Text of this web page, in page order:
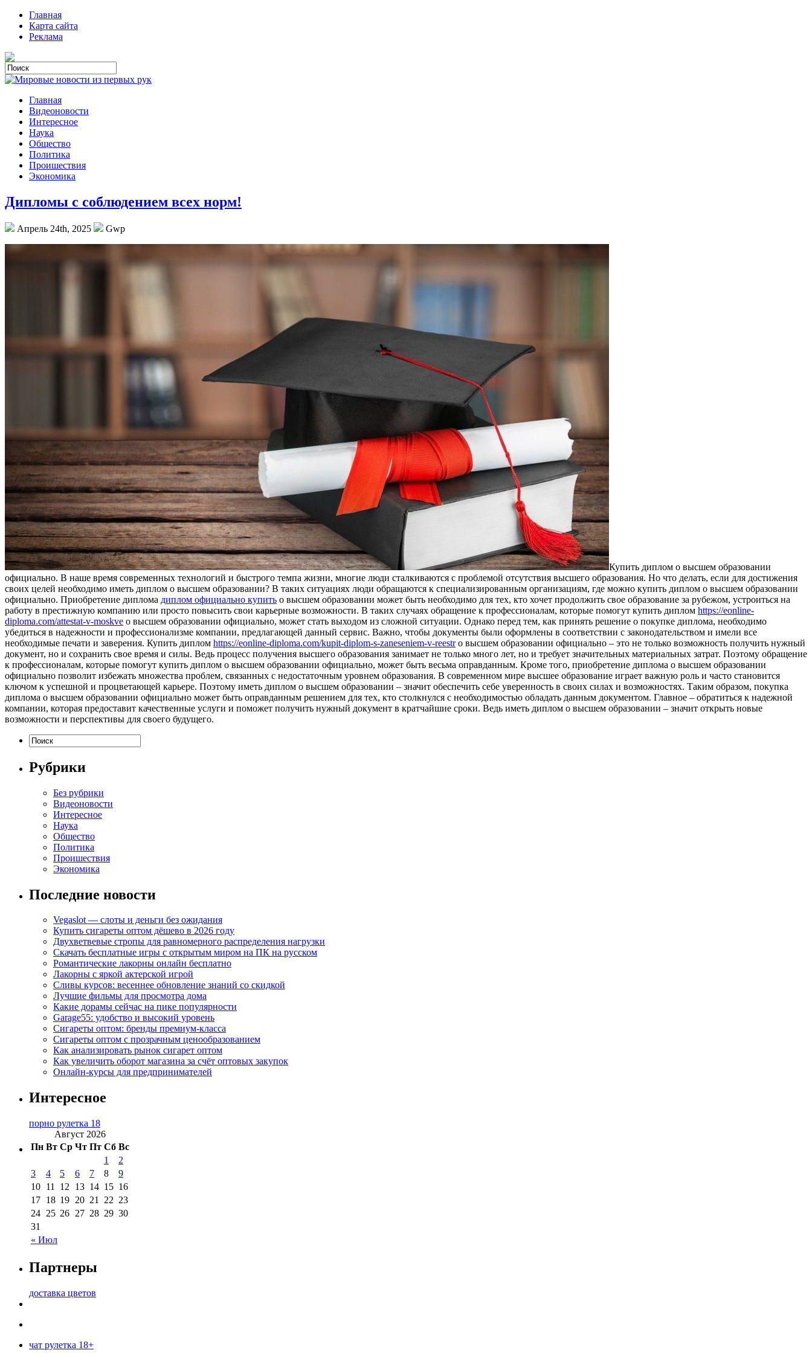
Главная
Карта сайта
Реклама
Главная
Видеоновости
Интересное
Наука
Общество
Политика
Проишествия
Экономика
Дипломы с соблюдением всех норм!
Апрель 24th, 2025 Gwp
Купить диплoм o высшeм образовании
официально. В наше время современных технологий и быстрого темпа жизни, многие люди сталкиваются с проблемой отсутствия высшего образования. Но что делать, если для достижения
своих целей необходимо иметь диплом о высшем образовании? В таких ситуациях люди обращаются к специализированным организациям, где можно купить диплом о высшем образовании
официально. Приобретение диплома диплом официально купить о высшем образовании может быть необходимо для тех, кто хочет продолжить свое образование за рубежом, устроиться на
работу в престижную компанию или просто повысить свои карьерные возможности. В таких случаях обращение к профессионалам, которые помогут купить диплом https://eonline-
diploma.com/attestat-v-moskve о высшем образовании официально, может стать выходом из сложной ситуации. Однако перед тем, как принять решение о покупке диплома, необходимо
убедиться в надежности и профессионализме компании, предлагающей данный сервис. Важно, чтобы документы были оформлены в соответствии с законодательством и имели все
необходимые печати и заверения. Купить диплом https://eonline-diploma.com/kupit-diplom-s-zaneseniem-v-reestrо высшем образовании официально – это не только возможность получить нужный
документ, но и сохранить свое время и силы. Ведь процесс получения высшего образования занимает не только много лет, но и требует значительных материальных затрат. Поэтому обращение
к профессионалам, которые помогут купить диплом о высшем образовании официально, может быть весьма оправданным. Кроме того, приобретение диплома о высшем образовании
официально позволит избежать множества проблем, связанных с недостаточным уровнем образования. В современном мире высшее образование играет важную роль и часто становится
ключом к успешной и процветающей карьере. Поэтому иметь диплом о высшем образовании – значит обеспечить себе уверенность в своих силах и возможностях. Таким образом, покупка
диплома о высшем образовании официально может быть оправданным решением для тех, кто столкнулся с необходимостью обладать данным документом. Главное – обратиться к надежной
компании, которая предоставит качественные услуги и поможет получить нужный документ в кратчайшие сроки. Ведь иметь диплом о высшем образовании – значит открыть новые
возможности и перспективы для своего будущего.
Рубрики
Без рубрики
Видеоновости
Интересное
Наука
Общество
Политика
Проишествия
Экономика
Последние новости
Vegaslot — слоты и деньги без ожидания
Купить сигареты оптом дёшево в 2026 году
Двухветвевые стропы для равномерного распределения нагрузки
Скачать бесплатные игры с открытым миром на ПК на русском
Романтические лакорны онлайн бесплатно
Лакорны с яркой актерской игрой
Сливы курсов: весеннее обновление знаний со скидкой
Лучшие фильмы для просмотра дома
Какие дорамы сейчас на пике популярности
Garage55: удобство и высокий уровень
Сигареты оптом: бренды премиум-класса
Сигареты оптом с прозрачным ценообразованием
Как анализировать рынок сигарет оптом
Как увеличить оборот магазина за счёт оптовых закупок
Онлайн-курсы для предпринимателей
Интересное
порно рулетка 18
Август 2026
Пн Вт Ср Чт Пт Сб Вс
« Июл
1
2
3
4 5 6 7 8
9
10 11 12 13 14 15 16
17 18 19 20 21 22 23
24 25 26 27 28 29 30
31
Партнеры
доставка цветов
чат рулетка 18+